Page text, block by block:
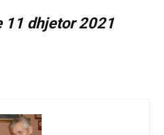
11 dhjetor 2021